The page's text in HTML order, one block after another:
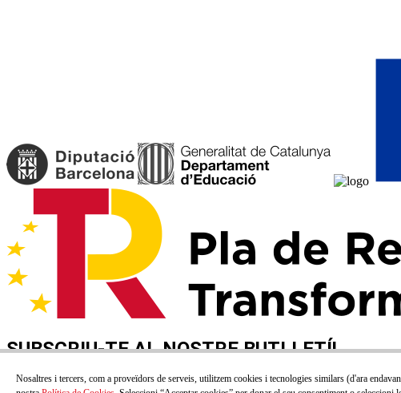
SUBSCRIU-TE AL NOSTRE BUTLLETÍ!
Correu electrónic
Nosaltres i tercers, com a proveïdors de serveis, utilitzem cookies i tecnologies similars (d'ara